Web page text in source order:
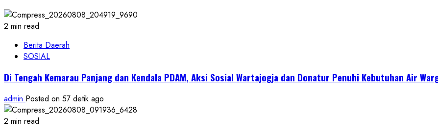
2 min read
Berita Daerah
SOSIAL
Di Tengah Kemarau Panjang dan Kendala PDAM, Aksi Sosial Wartajogja dan Donatur Penuhi Kebutuhan Air
admin Posted on 57 detik ago
2 min read